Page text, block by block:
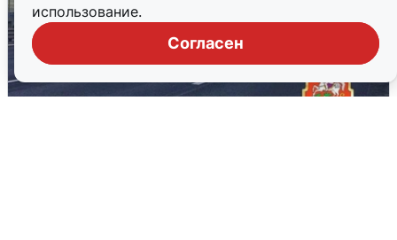
использование.
Согласен